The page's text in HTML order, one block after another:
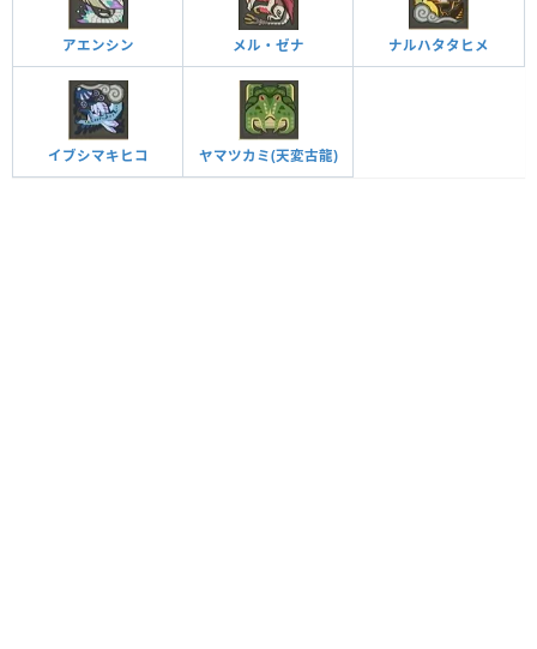
アエンシン メル・ゼナ ナルハタタヒメ
イブシマキヒコ ヤマツカミ(天変古龍)